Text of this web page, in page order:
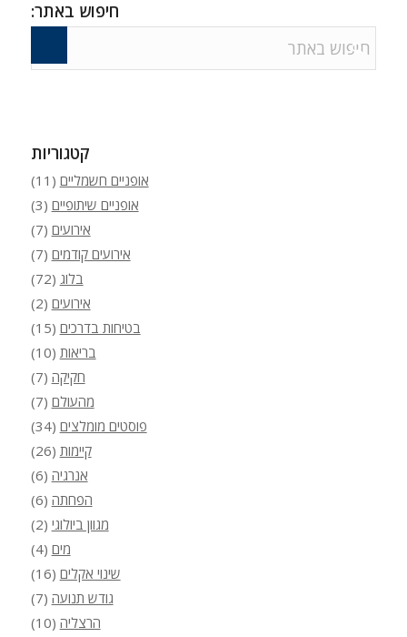
חיפוש באתר:
קטגוריות
אופניים חשמליים (11)
אופניים שיתופיים (3)
אירועים (7)
אירועים קודמים (7)
בלוג (72)
אירועים (2)
בטיחות בדרכים (15)
בריאות (10)
חקיקה (7)
מהעולם (7)
פוסטים מומלצים (34)
קיימות (26)
אנרגיה (6)
הפחתה (6)
מגוון ביולוגי (2)
מים (4)
שינוי אקלים (16)
גודש תנועה (7)
הרצליה (10)